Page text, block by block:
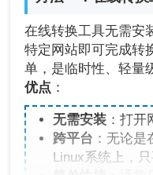
在线转换工具无需安
特定网站即可完成转
单，是临时性、轻量
优点 ：
无需安装：打开
跨平台 ：无论
Linux系统上，